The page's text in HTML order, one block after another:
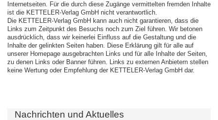
Internetseiten. Für die durch diese Zugänge vermittelten fremden Inhalte
ist die KETTELER-Verlag GmbH nicht verantwortlich.
Die KETTELER-Verlag GmbH kann auch nicht garantieren, dass die
Links zum Zeitpunkt des Besuchs noch zum Ziel führen. Wir betonen
ausdrücklich, dass wir keinerlei Einfluss auf die Gestaltung und die
Inhalte der gelinkten Seiten haben. Diese Erklärung gilt für alle auf
unserer Homepage ausgebrachten Links und für alle Inhalte der Seiten,
zu denen Links oder Banner führen. Links zu externen Anbietern stellen
keine Wertung oder Empfehlung der KETTELER-Verlag GmbH dar.
Nachrichten und Aktuelles